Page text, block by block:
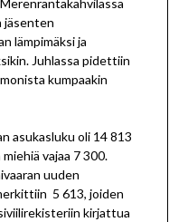
jäsenten
lämpimäksi ja
Juhlassa pidettiin
kumpaakin
asukasluku oli 14 813
vajaa 7 300.
uuden
5 613, joiden
kirjattua